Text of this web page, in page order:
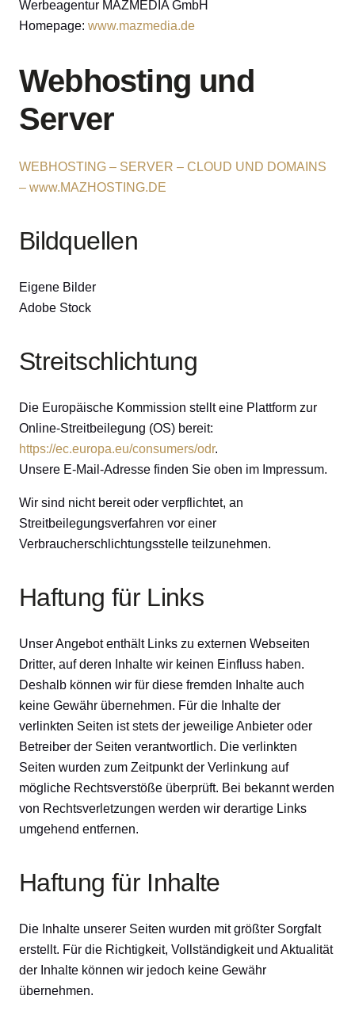
Werbeagentur MAZMEDIA GmbH
Homepage: www.mazmedia.de
Webhosting und
Server
WEBHOSTING – SERVER – CLOUD UND DOMAINS
– www.MAZHOSTING.DE
Bildquellen
Eigene Bilder
Adobe Stock
Streitschlichtung
Die Europäische Kommission stellt eine Plattform zur
Online-Streitbeilegung (OS) bereit:
https://ec.europa.eu/consumers/odr.
Unsere E-Mail-Adresse finden Sie oben im Impressum.
Wir sind nicht bereit oder verpflichtet, an
Streitbeilegungsverfahren vor einer
Verbraucherschlichtungsstelle teilzunehmen.
Haftung für Links
Unser Angebot enthält Links zu externen Webseiten
Dritter, auf deren Inhalte wir keinen Einfluss haben.
Deshalb können wir für diese fremden Inhalte auch
keine Gewähr übernehmen. Für die Inhalte der
verlinkten Seiten ist stets der jeweilige Anbieter oder
Betreiber der Seiten verantwortlich. Die verlinkten
Seiten wurden zum Zeitpunkt der Verlinkung auf
mögliche Rechtsverstöße überprüft. Bei bekannt werden
von Rechtsverletzungen werden wir derartige Links
umgehend entfernen.
Haftung für Inhalte
Die Inhalte unserer Seiten wurden mit größter Sorgfalt
erstellt. Für die Richtigkeit, Vollständigkeit und Aktualität
der Inhalte können wir jedoch keine Gewähr
übernehmen.